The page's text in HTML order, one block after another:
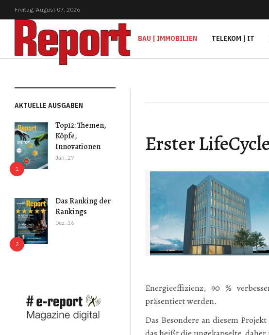
Freitag, August 07, 2026
BAU | IMMOBILIEN TELEKOM | IT
AKTUELLE AUSGABEN
Top12: Themen,
Köpfe,
Innovationen
Jän..27
Das Ranking der
Rankings
Dez..16
Erster
Energieeffizienz, 90 %
präsentiert werden.
Das Besondere an diesem